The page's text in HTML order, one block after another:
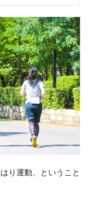
り運動、ということ